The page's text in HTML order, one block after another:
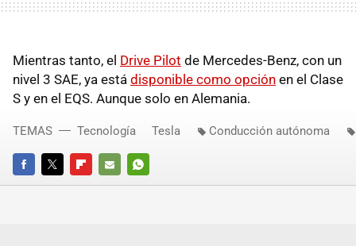
Mientras tanto, el Drive Pilot de Mercedes-Benz, con un
nivel 3 SAE, ya está disponible como opción en el Clase
S y en el EQS. Aunque solo en Alemania.
FACEBOOKTWITTERFLIPBOARD
E-
WHATSAPP
TEMAS Tecnología Tesla Conducción autónoma